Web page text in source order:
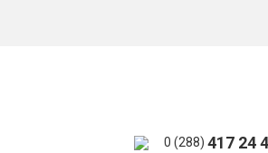
0 (288) 417 24